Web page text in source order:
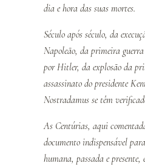
dia e hora das suas mortes.
Século após século, da
Napoleão, da primeira
por Hitler, da explosão da
assassinato do presidente
Nostradamus se têm
As Centúrias, aqui
documento indispensável
humana, passada e